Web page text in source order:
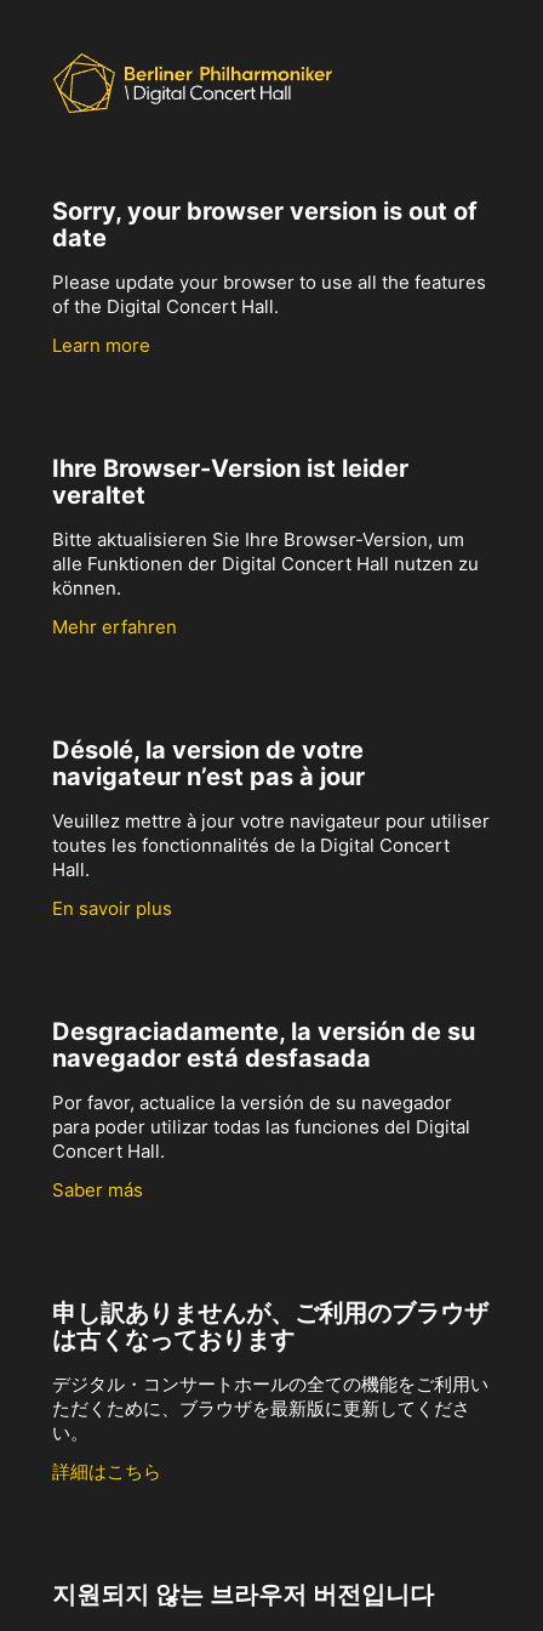
Sorry, your browser version is out of
date
Please update your browser to use all the features
of the Digital Concert Hall.
Learn more
Ihre Browser-Version ist leider
veraltet
Bitte aktualisieren Sie Ihre Browser-Version, um
alle Funktionen der Digital Concert Hall nutzen zu
können.
Mehr erfahren
Désolé, la version de votre
navigateur n’est pas à jour
Veuillez mettre à jour votre navigateur pour utiliser
toutes les fonctionnalités de la Digital Concert
Hall.
En savoir plus
Desgraciadamente, la versión de su
navegador está desfasada
Por favor, actualice la versión de su navegador
para poder utilizar todas las funciones del Digital
Concert Hall.
Saber más
申し訳ありませんが、ご利用のブラウザ
は古くなっております
デジタル・コンサートホールの全ての機能をご利用い
ただくために、ブラウザを最新版に更新してくださ
い。
詳細はこちら
지원되지 않는 브라우저 버전입니다